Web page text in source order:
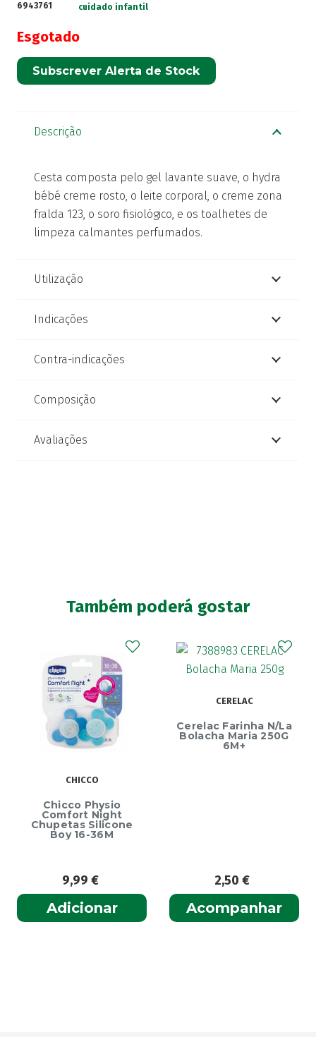
6943761
cuidado infantil
Esgotado
Subscrever Alerta de Stock
Descrição
Cesta composta pelo gel lavante suave, o hydra
bébé creme rosto, o leite corporal, o creme zona
fralda 123, o soro fisiológico, e os toalhetes de
limpeza calmantes perfumados.
Utilização
Indicações
Contra-indicações
Composição
Avaliações
Também poderá gostar
CHICCO
Chicco Physio
Comfort Night
Chupetas Silicone
Boy 16-36M
9,99€
Adicionar
CERELAC
Cerelac Farinha N/La
Bolacha Maria 250G
6M+
2,50€
Acompanhar